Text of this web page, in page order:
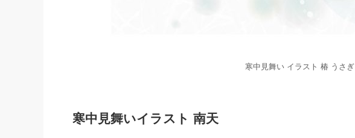
寒中見舞い イラスト 椿 うさぎ
寒中見舞いイラスト 南天